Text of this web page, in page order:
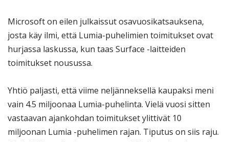
Microsoft on eilen julkaissut osavuosikatsauksena,
josta käy ilmi, että Lumia-puhelimien toimitukset ovat
hurjassa laskussa, kun taas Surface -laitteiden
toimitukset nousussa.
Yhtiö paljasti, että viime neljänneksellä kaupaksi meni
vain 4.5 miljoonaa Lumia-puhelinta. Vielä vuosi sitten
vastaavan ajankohdan toimitukset ylittivät 10
miljoonan Lumia -puhelimen rajan. Tiputus on siis raju.